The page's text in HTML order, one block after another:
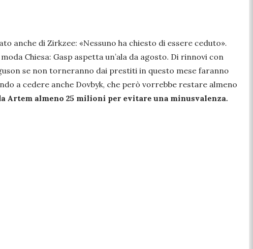
di Zirkzee: «Nessuno ha chiesto di essere ceduto».
Chiesa: Gasp aspetta un’ala da agosto. Di rinnovi con
se non torneranno dai prestiti in questo mese faranno
a cedere anche Dovbyk, che però vorrebbe restare almeno
Artem almeno 25 milioni per evitare una minusvalenza.